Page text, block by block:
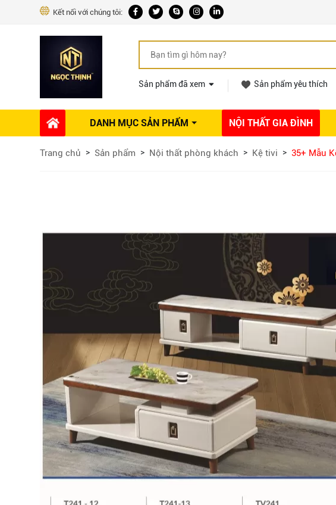
Kết nối với chúng tôi:
Sản phẩm đã xem Sản phẩm yêu thích
DANH MỤC SẢN PHẨM
Phụ kiện Nội thất
Ổ khóa tủ
Phụ kiện tủ bếp trên
Bếp từ-Bếp hồng ngoại
Chậu rửa bát
Ray trượt – bản lề – tay nắm cửa
Giá để bát đĩa đa năng
Giá để dao thớt
Kệ để chất tẩy rửa
Kệ gia vị
Kệ góc liên hoàn
NỘI THẤT GIA ĐÌNH
Dự án thi công
Trang chủ Sản phẩm Nội thất phòng khách Kệ tivi 35+ Mẫu